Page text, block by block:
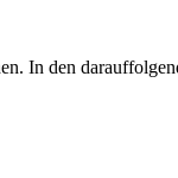
In den